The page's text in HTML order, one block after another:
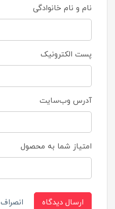
نام و نام خانوادگی
پست الکترونیک
آدرس وب‌سایت
امتیاز شما به محصول
ارسال دیدگاه انصراف